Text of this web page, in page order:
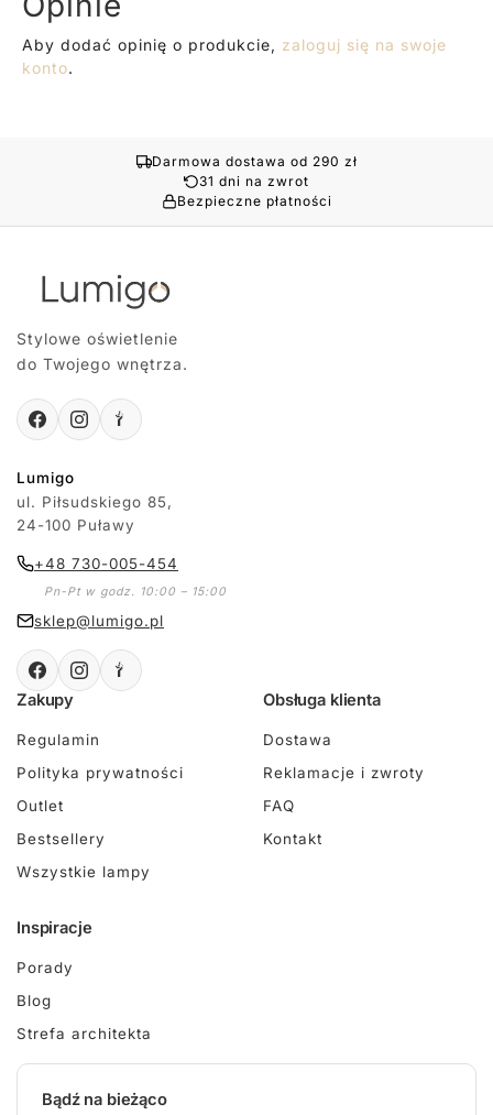
Aby dodać opinię o produkcie, zaloguj się na swoje
konto.
Darmowa dostawa od 290 zł
31 dni na zwrot
Bezpieczne płatności
Stylowe oświetlenie
do Twojego wnętrza.
Lumigo
ul. Piłsudskiego 85,
24-100 Puławy
+48 730-005-454
Pn-Pt w godz. 10:00 – 15:00
sklep@lumigo.pl
Zakupy
Regulamin
Polityka prywatności
Outlet
Bestsellery
Wszystkie lampy
Obsługa klienta
Dostawa
Reklamacje i zwroty
FAQ
Kontakt
Inspiracje
Porady
Blog
Strefa architekta
Bądź na bieżąco